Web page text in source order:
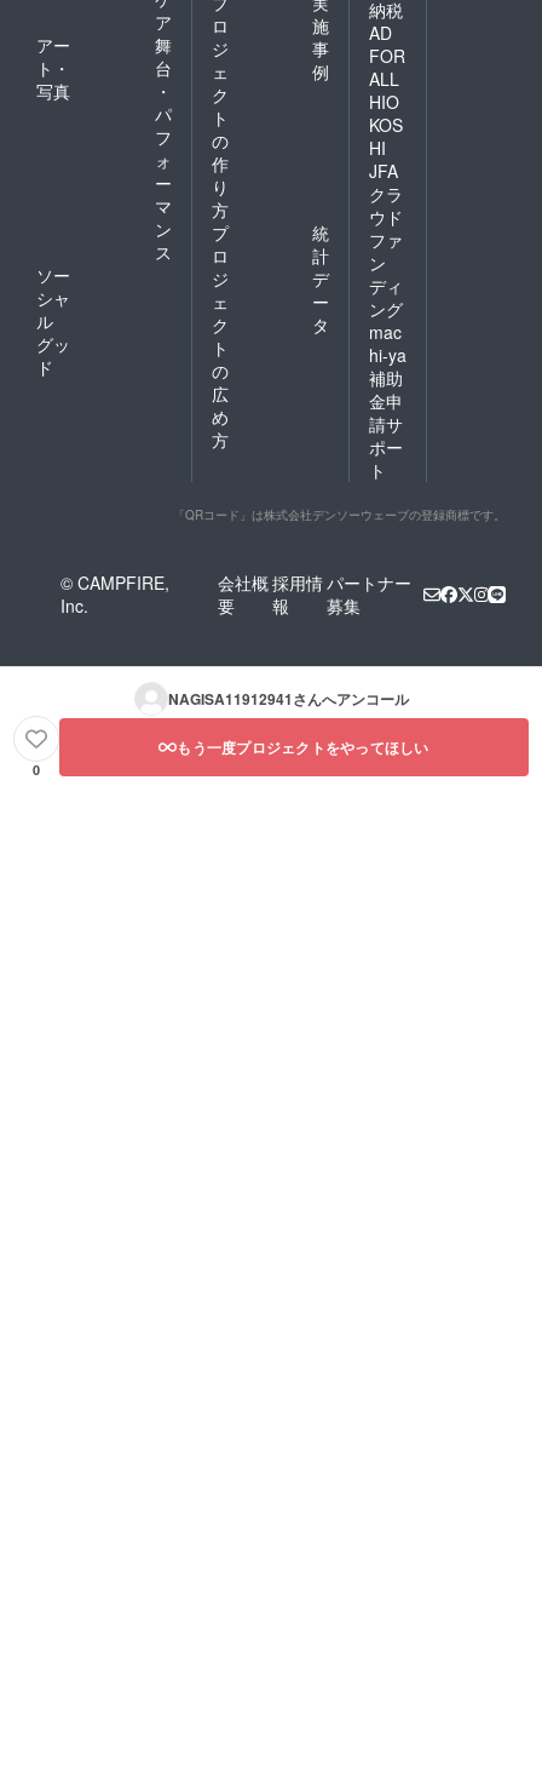
ア
アー
ト・
写真
舞
台
・
パ
フ
ォ
ー
マ
ン
ス
ソー
シャ
ル
グッ
ド
ロ
ジ
ェ
ク
ト
の
作
り
方
施
事
例
プ
ロ
ジ
ェ
ク
ト
の
広
め
方
統
計
デ
ー
タ
納税
AD
FOR
ALL
HIO
KOS
HI
JFA
クラ
ウド
ファ
ン
ディ
ング
mac
hi-ya
補助
金申
請サ
ポー
ト
「QRコード」は株式会社デンソーウェーブの登録商標です。
© CAMPFIRE,
Inc.
会社概
要
採用情
報
パートナー
募集
NAGISA11912941さんへアンコール
0
もう一度プロジェクトをやってほしい